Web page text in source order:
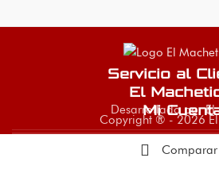
Servicio al
El
Mi
Desarrollado por El
Copyright ® - 2026
Comparar